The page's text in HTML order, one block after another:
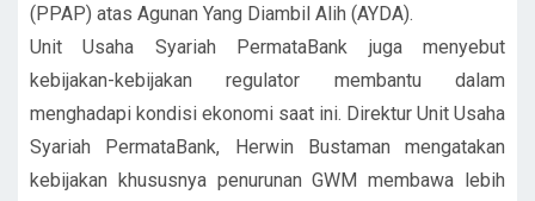
(PPAP) atas Agunan Yang Diambil Alih (AYDA).
Unit Usaha Syariah PermataBank juga menyebut
kebijakan-kebijakan regulator membantu dalam
menghadapi kondisi ekonomi saat ini. Direktur Unit Usaha
Syariah PermataBank, Herwin Bustaman mengatakan
kebijakan khususnya penurunan GWM membawa lebih